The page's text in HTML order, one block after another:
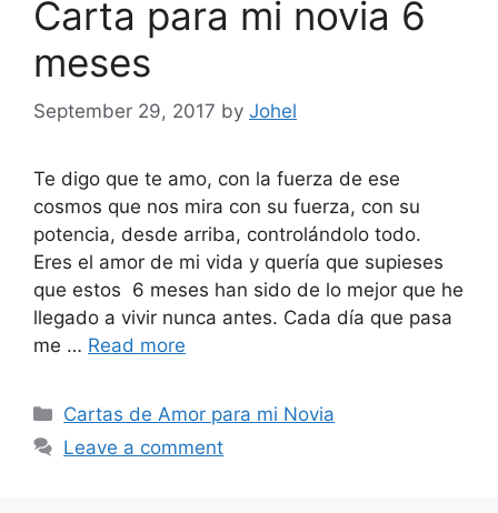
Carta para mi novia 6
meses
September 29, 2017 by Johel
Te digo que te amo, con la fuerza de ese
cosmos que nos mira con su fuerza, con su
potencia, desde arriba, controlándolo todo.
Eres el amor de mi vida y quería que supieses
que estos 6 meses han sido de lo mejor que he
llegado a vivir nunca antes. Cada día que pasa
me … Read more
Categories
Cartas de Amor para mi Novia
Leave a comment